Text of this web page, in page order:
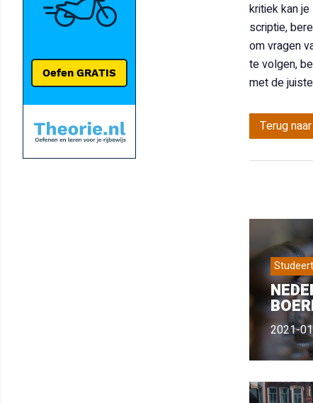
kritiek kan
scriptie,
om vragen
te volgen,
met de
Terug
2021-